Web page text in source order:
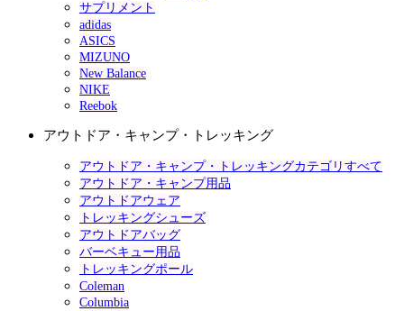
サプリメント
adidas
ASICS
MIZUNO
New Balance
NIKE
Reebok
アウトドア・キャンプ・トレッキング
アウトドア・キャンプ・トレッキングカテゴリすべて
アウトドア・キャンプ用品
アウトドアウェア
トレッキングシューズ
アウトドアバッグ
バーベキュー用品
トレッキングポール
Coleman
Columbia